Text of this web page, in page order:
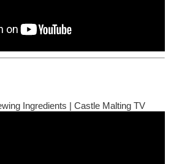
Ingredients | Castle Malting TV